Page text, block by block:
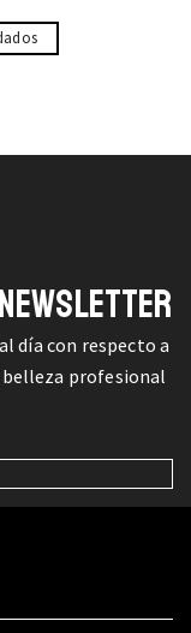
día con respecto a
belleza profesional